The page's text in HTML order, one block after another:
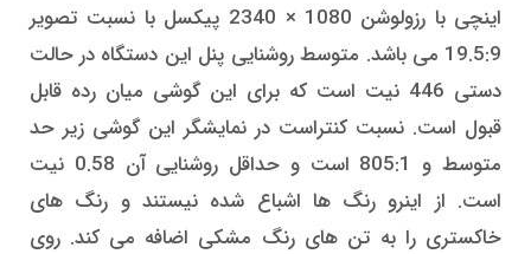
اینچی با رزولوشن 1080 × 2340 پیکسل با نسبت تصویر
19.5:9 می باشد. متوسط روشنایی پنل این دستگاه در حالت
دستی 446 نیت است که برای این گوشی میان رده قابل
قبول است. نسبت کنتراست در نمایشگر این گوشی زیر حد
متوسط و 805:1 است و حداقل روشنایی آن 0.58 نیت
است. از اینرو رنگ ها اشباع شده نیستند و رنگ های
خاکستری را به تن های رنگ مشکی اضافه می کند. روی